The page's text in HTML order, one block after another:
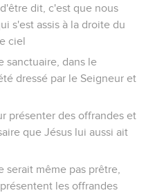
dit, c'est que nous
s'est assis à la droite du
ciel
sanctuaire, dans le
dressé par le Seigneur et
présenter des offrandes et
que Jésus lui aussi ait
serait même pas prêtre,
les offrandes